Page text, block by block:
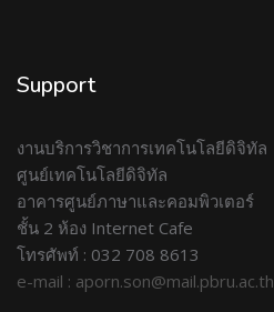
Support
งานบริการวิชาการเทคโนโลยีดิจิทัล
ศูนย์เทคโนโลยีดิจิทัล
อาคารศูนย์ภาษาและคอมพิวเตอร์
ชั้น 2 ห้อง Internet Cafe
โทรศัพท์ : 032 708 8613
e-mail : aporn.son@mail.pbru.ac.th